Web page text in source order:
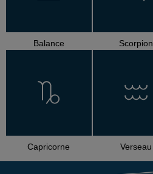
Balance Scorpion
Capricorne Verseau